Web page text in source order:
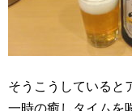
そうこうしていると
一時の癒しタイムを